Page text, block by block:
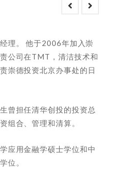
理。 他于2006年加入崇
公司在TMT，清洁技术和
崇德投资北京办事处的日
曾担任清华创投的投资总
组合、管理和清算。
应用金融学硕士学位和中
位。